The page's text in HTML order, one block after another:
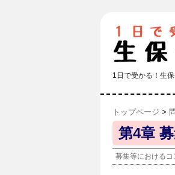
1日で受かる！生
トップページ >
第4章
募集等におけるコ